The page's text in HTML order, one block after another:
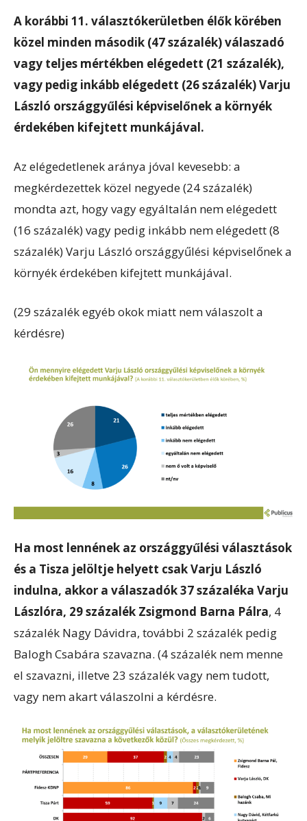
A korábbi 11. választókerületben élők körében
közel minden második (47 százalék) válaszadó
vagy teljes mértékben elégedett (21 százalék),
vagy pedig inkább elégedett (26 százalék) Varju
László országgyűlési képviselőnek a környék
érdekében kifejtett munkájával.
Az elégedetlenek aránya jóval kevesebb: a
megkérdezettek közel negyede (24 százalék)
mondta azt, hogy vagy egyáltalán nem elégedett
(16 százalék) vagy pedig inkább nem elégedett (8
százalék) Varju László országgyűlési képviselőnek a
környék érdekében kifejtett munkájával.
(29 százalék egyéb okok miatt nem válaszolt a
kérdésre)
Ha most lennének az országgyűlési választások
és a Tisza jelöltje helyett csak Varju László
indulna, akkor a válaszadók 37 százaléka Varju
Lászlóra, 29 százalék Zsigmond Barna Pálra, 4
százalék Nagy Dávidra, további 2 százalék pedig
Balogh Csabára szavazna. (4 százalék nem menne
el szavazni, illetve 23 százalék vagy nem tudott,
vagy nem akart válaszolni a kérdésre.